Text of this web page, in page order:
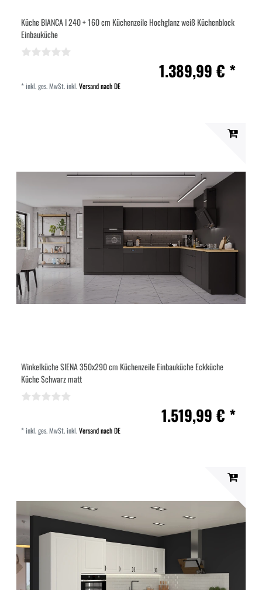
Küche BIANCA I 240 + 160 cm Küchenzeile Hochglanz weiß Küchenblock
Einbauküche
1.389,99 € *
*inkl. ges. MwSt.inkl.Versand nach DE
Winkelküche SIENA 350x290 cm Küchenzeile Einbauküche Eckküche
Küche Schwarz matt
1.519,99 € *
*inkl. ges. MwSt.inkl.Versand nach DE